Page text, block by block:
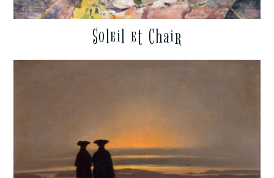
Soleil et Chair